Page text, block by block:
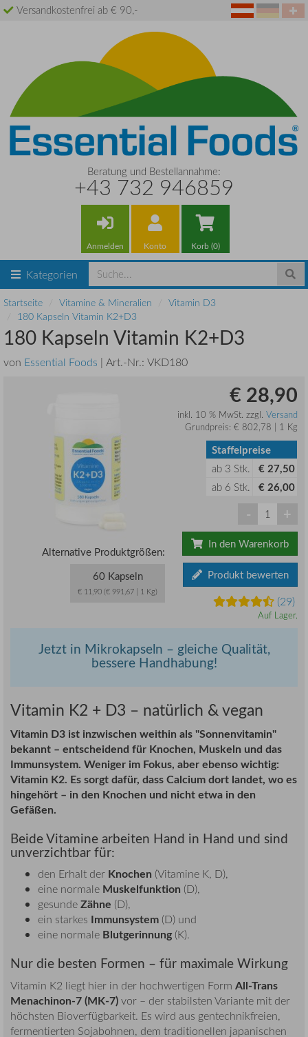
Versandkostenfrei ab € 90,-
Beratung und Bestellannahme:
+43 732 946859
Anmelden Konto Korb (0)
Kategorien
Startseite Vitamine & Mineralien
Vitamin D3
180 Kapseln Vitamin K2+D3
180 Kapseln Vitamin K2+D3
von Essential Foods | Art.-Nr.: VKD180
€ 28,90
inkl. 10 % MwSt. zzgl. Versand
Grundpreis: € 802,78 | 1 Kg
Staffelpreise
ab 3 Stk. € 27,50
ab 6 Stk. € 26,00
- +
In den Warenkorb
Produkt bewerten
(29)
Auf Lager.
Alternative Produktgrößen:
60 Kapseln
€ 11,90 (€ 991,67 | 1 Kg)
Jetzt in Mikrokapseln – gleiche Qualität,
bessere Handhabung!
Vitamin K2 + D3 – natürlich & vegan
Vitamin D3 ist inzwischen weithin als "Sonnenvitamin"
bekannt – entscheidend für Knochen, Muskeln und das
Immunsystem. Weniger im Fokus, aber ebenso wichtig:
Vitamin K2. Es sorgt dafür, dass Calcium dort landet, wo es
hingehört – in den Knochen und nicht etwa in den
Gefäßen.
Beide Vitamine arbeiten Hand in Hand und sind
unverzichtbar für:
den Erhalt der Knochen (Vitamine K, D),
eine normale Muskelfunktion (D),
gesundeZähne (D),
ein starkes Immunsystem (D) und
eine normale Blutgerinnung(K).
Nur die besten Formen – für maximale Wirkung
Vitamin K2 liegt hier in der hochwertigen Form All-Trans
Menachinon-7 (MK-7)vor – der stabilsten Variante mit der
höchsten Bioverfügbarkeit. Es wird aus gentechnikfreien,
fermentierten Sojabohnen, dem traditionellen japanischen